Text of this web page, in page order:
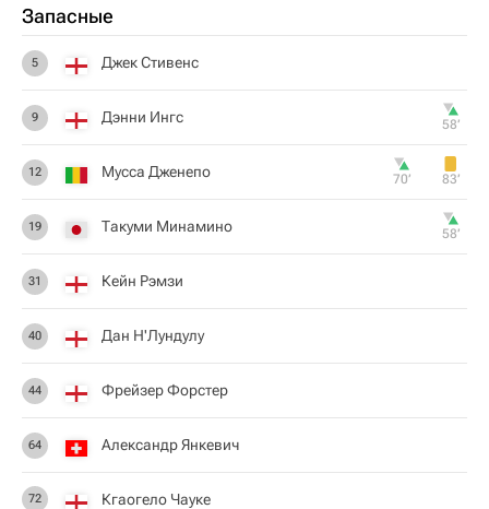
Запасные
5 Джек Стивенс
9 Дэнни Ингс 58‎’‎
12 Мусса Дженепо 70‎’‎ 83‎’‎
19 Такуми Минамино 58‎’‎
31 Кейн Рэмзи
40 Дан Н'Лундулу
44 Фрейзер Форстер
64 Александр Янкевич
72 Кгаогело Чауке